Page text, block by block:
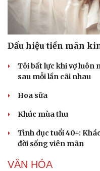
Sân khấu - Điện ảnh
Dấu hiệu tiền mãn
Tôi bất lực khi vợ luôn
sau mỗi lần cãi nhau
Hoa sữa
Khúc mùa thu
Tình dục tuổi 40+:
đời sống viên mãn
VĂN HÓA